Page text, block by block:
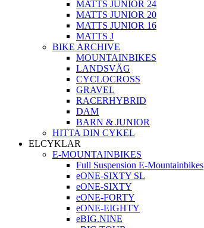
MATTS JUNIOR 24
MATTS JUNIOR 20
MATTS JUNIOR 16
MATTS J
BIKE ARCHIVE
MOUNTAINBIKES
LANDSVÄG
CYCLOCROSS
GRAVEL
RACERHYBRID
DAM
BARN & JUNIOR
HITTA DIN CYKEL
ELCYKLAR
E-MOUNTAINBIKES
Full Suspension E-Mountainbikes
eONE-SIXTY SL
eONE-SIXTY
eONE-FORTY
eONE-EIGHTY
eBIG.NINE